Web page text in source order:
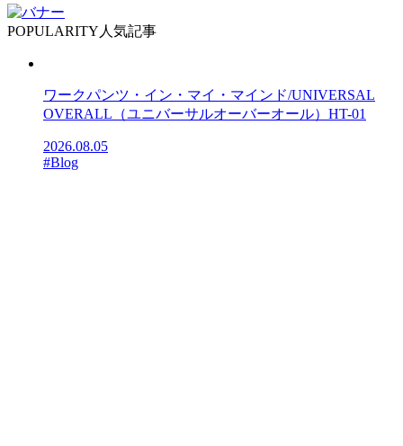
POPULARITY 人気記事
ワークパンツ・イン・マイ・マインド/UNIVERSAL
OVERALL（ユニバーサルオーバーオール）HT-01
2026.08.05
#Blog